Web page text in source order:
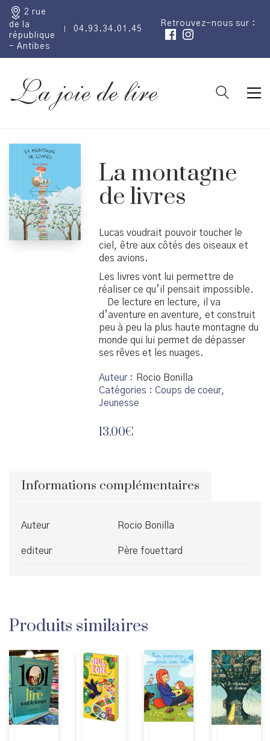
2 rue
de la
république
- Antibes
04.93.34.01.45
Retrouvez-nous sur :
La montagne
de livres
Lucas voudrait pouvoir toucher le
ciel, être aux côtés des oiseaux et
des avions.
Les livres vont lui permettre de
réaliser ce qu’il pensait impossible.
De lecture en lecture, il va
d’aventure en aventure, et construit
peu à peu la plus haute montagne du
monde qui lui permet de dépasser
ses rêves et les nuages.
Auteur
Rocio Bonilla
Catégories :Coups de coeur,
Jeunesse
13.00€
Informations complémentaires
Auteur Rocio Bonilla
editeur Père fouettard
Produits similaires